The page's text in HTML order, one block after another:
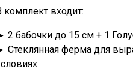
комплект входит:
2 бабочки до 15 см + 1
Стеклянная ферма для